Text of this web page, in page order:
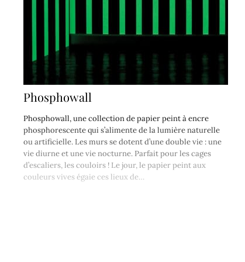
Phosphowall
Phosphowall, une collection de papier peint à encre
phosphorescente qui s’alimente de la lumière naturelle
ou artificielle. Les murs se dotent d’une double vie : une
vie diurne et une vie nocturne. Parfait pour les cages
d’escaliers, les couloirs ! Le jour, le papier peint aux
couleurs vives égaie ces lieux de…